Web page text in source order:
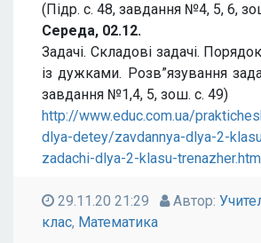
(Підр. с. 48, завдання №4, 5, 6,
Середа, 02.12.
Задачі. Складові задачі.
із дужками. Розв”язування
завдання №1,4, 5, зош. с. 49)
http://www.educ.com.ua/
dlya-detey/zavdannya-dlya-2-
zadachi-dlya-2-klasu-
29.11.20 21:29 Автор:
клас, Математика